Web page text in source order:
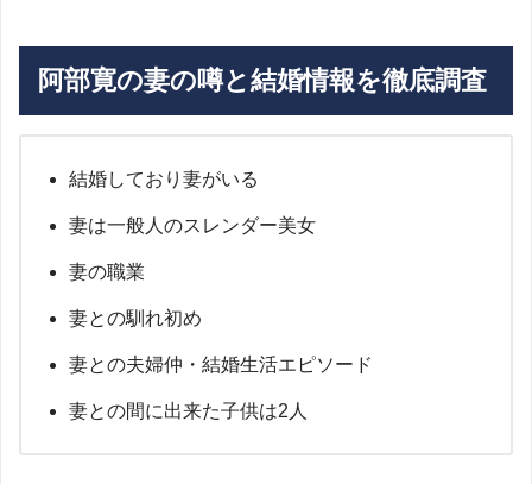
阿部寛の妻の噂と結婚情報を徹底調査
結婚しており妻がいる
妻は一般人のスレンダー美女
妻の職業
妻との馴れ初め
妻との夫婦仲・結婚生活エピソード
妻との間に出来た子供は2人